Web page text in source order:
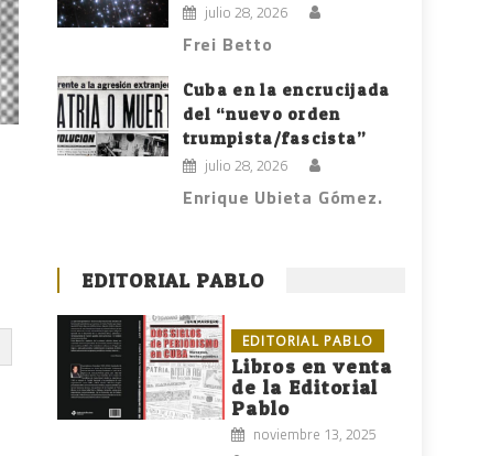
julio 28, 2026
Frei Betto
Cuba en la encrucijada
del “nuevo orden
trumpista/fascista”
julio 28, 2026
Enrique Ubieta Gómez.
EDITORIAL PABLO
EDITORIAL PABLO
Libros en venta
de la Editorial
Pablo
noviembre 13, 2025